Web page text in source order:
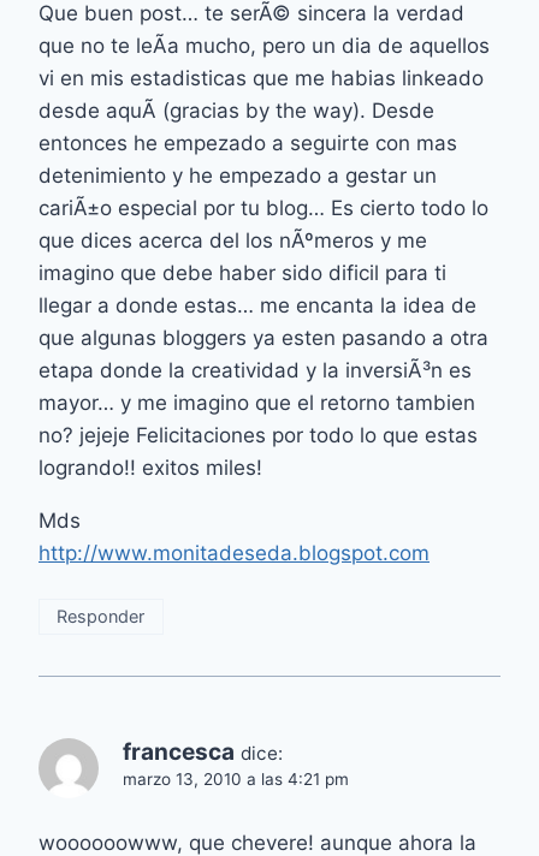
Que buen post… te serÃ© sincera la verdad
que no te leÃ­a mucho, pero un dia de aquellos
vi en mis estadisticas que me habias linkeado
desde aquÃ­ (gracias by the way). Desde
entonces he empezado a seguirte con mas
detenimiento y he empezado a gestar un
cariÃ±o especial por tu blog… Es cierto todo lo
que dices acerca del los nÃºmeros y me
imagino que debe haber sido dificil para ti
llegar a donde estas… me encanta la idea de
que algunas bloggers ya esten pasando a otra
etapa donde la creatividad y la inversiÃ³n es
mayor… y me imagino que el retorno tambien
no? jejeje Felicitaciones por todo lo que estas
logrando!! exitos miles!
Mds
http://www.monitadeseda.blogspot.com
Responder
francesca dice:
marzo 13, 2010 a las 4:21 pm
woooooowww, que chevere! aunque ahora la